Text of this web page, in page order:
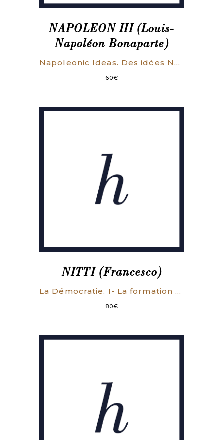
NAPOLEON III (Louis-
Napoléon Bonaparte)
Napoleonic Ideas. Des idées Napoléoniennes. Par le prince Napoléon-Louis Bonaparte. Translated by James A. Dorr.
60€
NITTI (Francesco)
La Démocratie. I- La formation des démocraties modernes et les nouveaux aspects de la réaction antidémocratique. II- L’antidémocratie et les problèmes des nouvelles sociétés démocratiques.
80€